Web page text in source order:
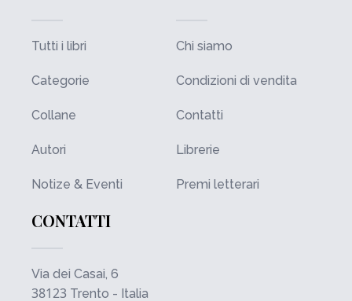
Tutti i libri
Categorie
Collane
Autori
Notize & Eventi
Chi siamo
Condizioni di vendita
Contatti
Librerie
Premi letterari
CONTATTI
Via dei Casai, 6
38123 Trento - Italia